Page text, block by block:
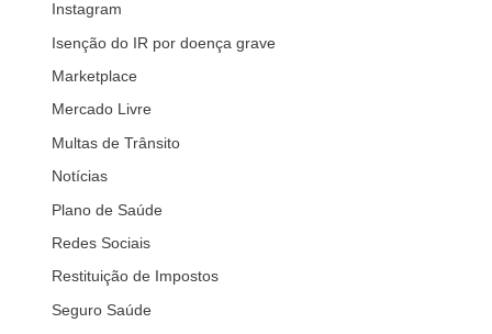
Instagram
Isenção do IR por doença grave
Marketplace
Mercado Livre
Multas de Trânsito
Notícias
Plano de Saúde
Redes Sociais
Restituição de Impostos
Seguro Saúde